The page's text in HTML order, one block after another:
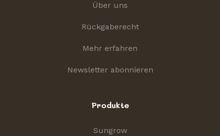
Über uns
Rückgaberecht
Mehr erfahren
Newsletter abonnieren
Produkte
Sungrow